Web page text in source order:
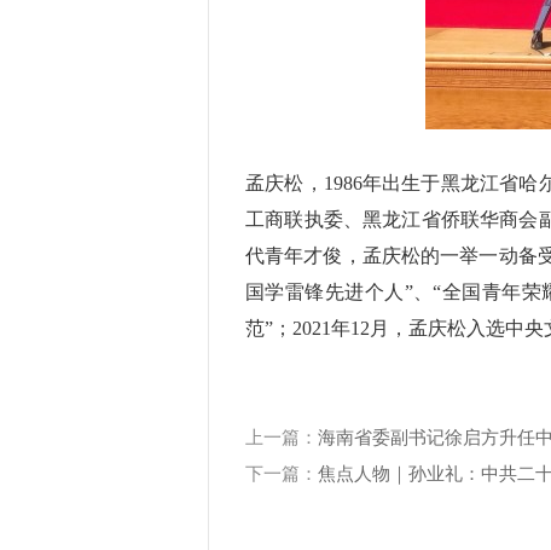
孟庆松，1986年出生于黑龙江省
工商联执委、黑龙江省侨联华商会
代青年才俊，孟庆松的一举一动备
国学雷锋先进个人”、“全国青年
范”；2021年12月，孟庆松入选中
上一篇： 海南省委副书记徐启方升任
下一篇： 焦点人物｜孙业礼：中共二